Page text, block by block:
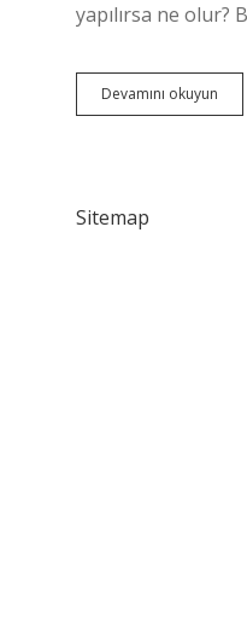
yapılırsa ne olur?
Devamını okuyun
En
Sitemap